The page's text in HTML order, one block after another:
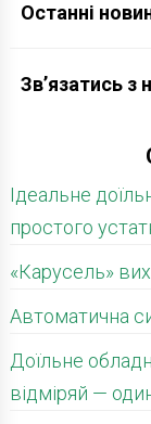
Останні
Зв’язатись з
Ідеальне
простого
«Карусель»
Автоматична
Доїльне
відміряй —